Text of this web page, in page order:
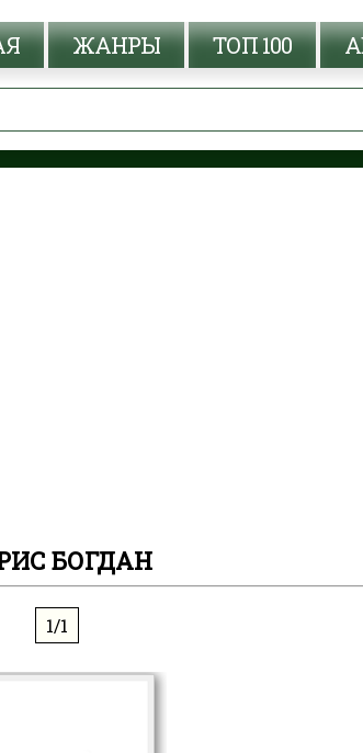
ЖАНРЫ ТОП 100
БОГДАН
1/1